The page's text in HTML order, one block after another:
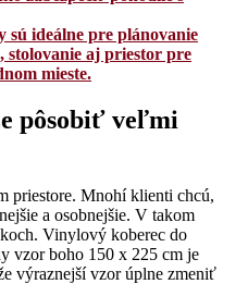
sú ideálne pre plánovanie
aj priestor pre
mieste.
pôsobiť veľmi
priestore. Mnohí klienti chcú,
a osobnejšie. V takom
Vinylový koberec do
vzor boho 150 x 225 cm je
výraznejší vzor úplne zmeniť